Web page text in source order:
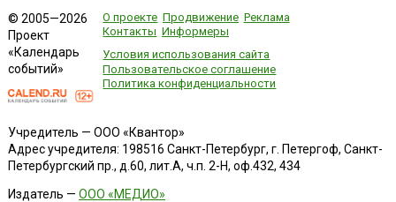
© 2005—2026
Проект
«Календарь
событий»
О проекте Продвижение Реклама
Контакты Информеры
Условия использования сайта
Пользовательское соглашение
Политика конфиденциальности
Учредитель — ООО «Квантор»
Адрес учредителя: 198516 Санкт-Петербург, г. Петергоф, Санкт-
Петербургский пр., д.60, лит.А, ч.п. 2-Н, оф.432, 434
Издатель — ООО «МЕДИО»